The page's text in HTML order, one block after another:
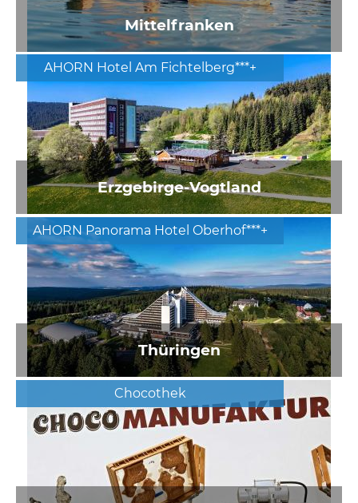
Mittelfranken
AHORN Hotel Am Fichtelberg***+
Erzgebirge-Vogtland
AHORN Panorama Hotel Oberhof***+
Thüringen
Chocothek